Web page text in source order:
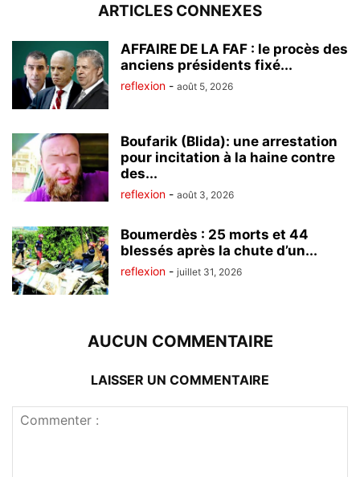
ARTICLES CONNEXES
AFFAIRE DE LA FAF : le procès des
anciens présidents fixé...
reflexion - août 5, 2026
Boufarik (Blida): une arrestation
pour incitation à la haine contre
des...
reflexion - août 3, 2026
Boumerdès : 25 morts et 44
blessés après la chute d’un...
reflexion - juillet 31, 2026
AUCUN COMMENTAIRE
LAISSER UN COMMENTAIRE